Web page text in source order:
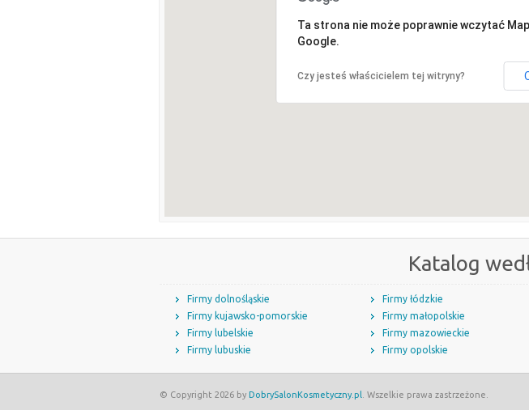
Ta strona nie może poprawnie wczytać Map
Google.
Czy jesteś właścicielem tej witryny?
Katalog
Firmy dolnośląskie
Firmy kujawsko-pomorskie
Firmy lubelskie
Firmy lubuskie
Firmy łódzkie
Firmy małopolskie
Firmy mazowieckie
Firmy opolskie
© Copyright 2026 by DobrySalonKosmetyczny.pl . Wszelkie prawa zastrzeżone.